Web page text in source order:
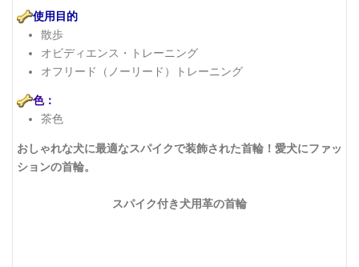
使用目的
散歩
オビディエンス・トレーニング
オフリード（ノーリード）トレーニング
色：
茶色
おしゃれな犬に最適なスパイクで装飾された首輪！愛犬にファッ
ションの首輪。
スパイク付き犬用革の首輪